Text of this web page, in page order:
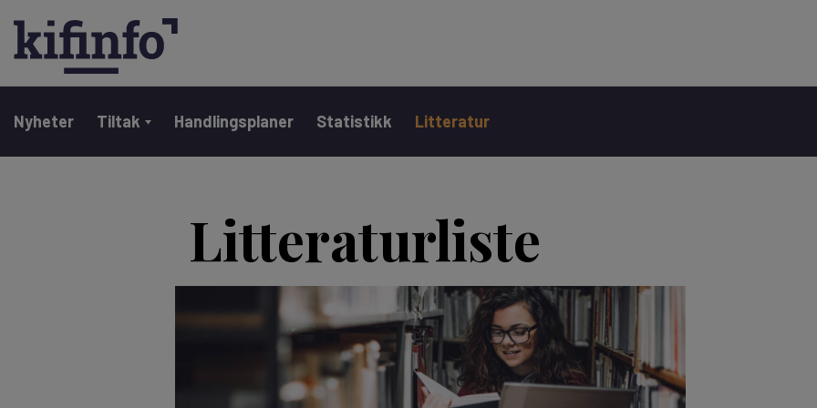
Main navigation
Nyheter Tiltak Handlingsplaner Statistikk Litteratur
Litteraturliste